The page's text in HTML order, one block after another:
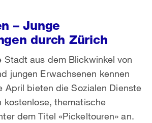
– Junge
durch Zürich
Stadt aus dem Blickwinkel von
jungen Erwachsenen kennen
April bieten die Sozialen Dienste
kostenlose, thematische
dem Titel «Pickeltouren» an.